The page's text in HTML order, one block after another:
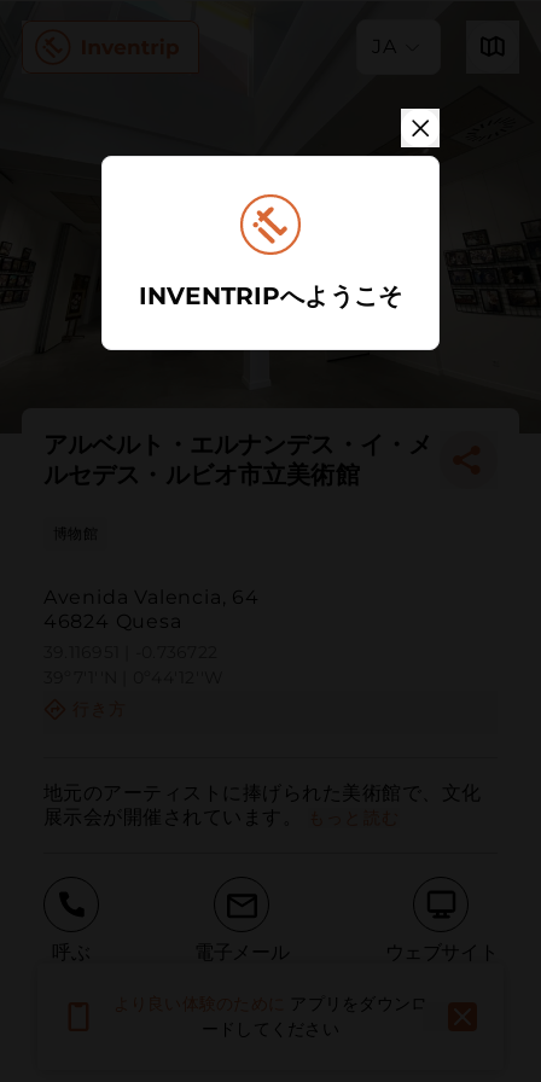
JA
アルベルト・エルナンデス・イ・メ
ルセデス・ルビオ市立美術館
Avenida Valencia, 64
46824 Quesa
地元のアーティストに捧げられた美術館で、文化
展示会が開催されています。
呼ぶ 電子メール ウェブサイト
問題を報告する
アプリをダウンロ
ードしてください
INVENTRIPへようこそ